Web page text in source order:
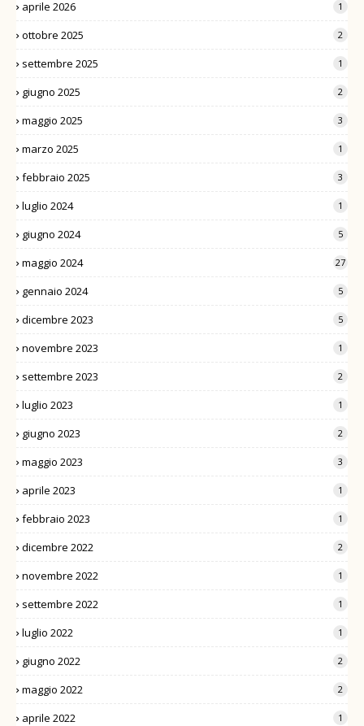
aprile 2026 1
ottobre 2025 2
settembre 2025 1
giugno 2025 2
maggio 2025 3
marzo 2025 1
febbraio 2025 3
luglio 2024 1
giugno 2024 5
maggio 2024 27
gennaio 2024 5
dicembre 2023 5
novembre 2023 1
settembre 2023 2
luglio 2023 1
giugno 2023 2
maggio 2023 3
aprile 2023 1
febbraio 2023 1
dicembre 2022 2
novembre 2022 1
settembre 2022 1
luglio 2022 1
giugno 2022 2
maggio 2022 2
aprile 2022 1